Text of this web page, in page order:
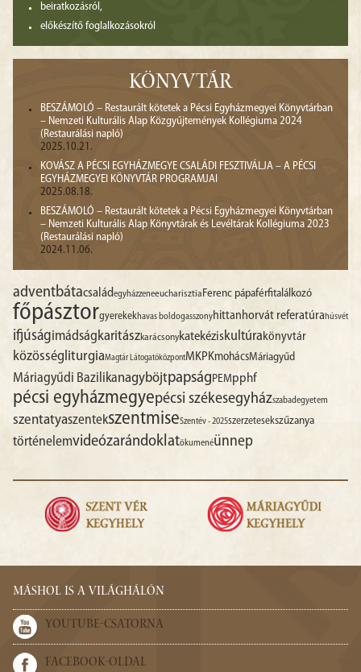
beiratkozásról,
előkészítő foglalkozásokról
KÖNYVTÁR
BESZÁMOLÓ – Restaurált kötetek a Pécsi Egyházmegyei Könyvtárban
– Nemzeti Kulturális Alap Közgyűjtemények Kollégiuma 2024
(Restaurálási napló)
2025.10.21.
KOVÁSZ A PÉCSI EGYHÁZMEGYE CSALÁDI FESZTIVÁLJA – A PÉCSI
EGYHÁZMEGYEI KÖNYVTÁR PROGRAMJAI
2025.08.18.
BESZÁMOLÓ – Restaurált kötetek a Pécsi Egyházmegyei Könyvtárban
– Nemzeti Kulturális Alap Könyvtárak és Levéltárak Kollégiuma 2023
(Restaurálási napló)
2024.11.06.
adventbátacsaládegyházzeneeucharisztiaFerenc pápaférfitalálkozó
főpásztorgyerekekhavas boldogasszonyhittanhorvát referatúrahúsvét
ifjúságimádságkaritászkarácsonykatekéziskultúrakönyvtár
közösségliturgiaMagtár LátogatóközpontMKPKmohácsMáriagyűd
Máriagyűdi BazilikanagyböjtpapságPEMpphf
pécsi egyházmegyepécsi székesegyházszabadegyetem
szentatyaszentekszentmiseSzentév - 2025szerzetesekszűzanya
történelemvideózarándoklatökumenéünnep
MÁSHOL IS A VILÁGHÁLÓN
YOUTUBE-CSATORNA
FACEBOOK-OLDAL